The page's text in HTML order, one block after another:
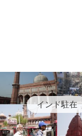
インド駐在